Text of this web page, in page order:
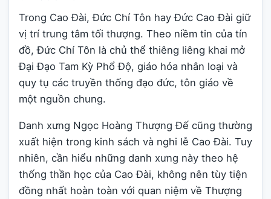
Trong Cao Đài, Đức Chí Tôn hay Đức Cao Đài giữ
vị trí trung tâm tối thượng. Theo niềm tin của tín
đồ, Đức Chí Tôn là chủ thể thiêng liêng khai mở
Đại Đạo Tam Kỳ Phổ Độ, giáo hóa nhân loại và
quy tụ các truyền thống đạo đức, tôn giáo về
một nguồn chung.
Danh xưng Ngọc Hoàng Thượng Đế cũng thường
xuất hiện trong kinh sách và nghi lễ Cao Đài. Tuy
nhiên, cần hiểu những danh xưng này theo hệ
thống thần học của Cao Đài, không nên tùy tiện
đồng nhất hoàn toàn với quan niệm về Thượng